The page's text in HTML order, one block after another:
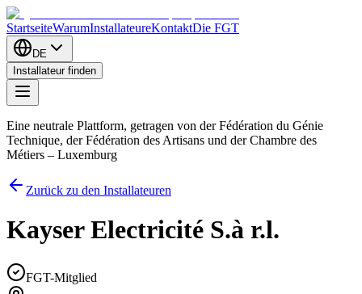
StartseiteWarumInstallateureKontaktDie FGT
DE
Installateur finden
Eine neutrale Plattform, getragen von der Fédération du Génie
Technique, der Fédération des Artisans und der Chambre des
Métiers – Luxemburg
Zurück zu den Installateuren
Kayser Electricité S.à r.l.
FGT-Mitglied